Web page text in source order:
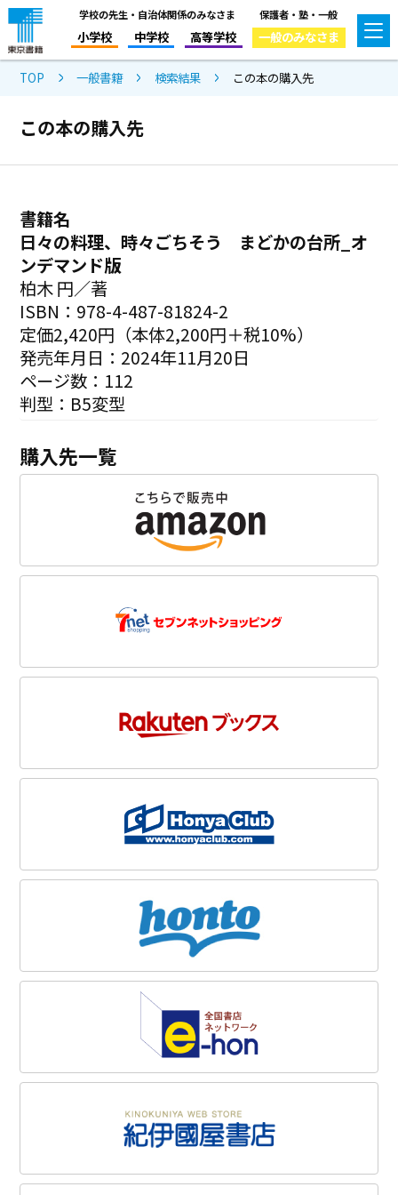
学校の先生・自治体関係のみなさま
小学校 中学校 高等学校
保護者・塾・一般
一般のみなさま
TOP 一般書籍 検索結果 この本の購入先
この本の購入先
書籍名
日々の料理、時々ごちそう まどかの台所_オ
ンデマンド版
柏木 円／著
ISBN：978-4-487-81824-2
定価2,420円（本体2,200円＋税10%）
発売年月日：2024年11月20日
ページ数：112
判型：B5変型
購入先一覧